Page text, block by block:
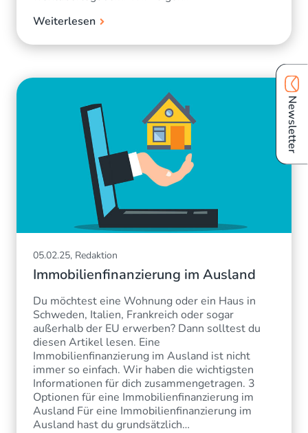
Weiterlesen
05.02.25, Redaktion
Immobilienfinanzierung im Ausland
Du möchtest eine Wohnung oder ein Haus in
Schweden, Italien, Frankreich oder sogar
außerhalb der EU erwerben? Dann solltest du
diesen Artikel lesen. Eine
Immobilienfinanzierung im Ausland ist nicht
immer so einfach. Wir haben die wichtigsten
Informationen für dich zusammengetragen. 3
Optionen für eine Immobilienfinanzierung im
Ausland Für eine Immobilienfinanzierung im
Ausland hast du grundsätzlich…
Newsletter